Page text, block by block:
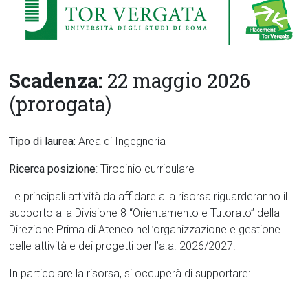
Scadenza: 22 maggio 2026
(prorogata)
Tipo di laurea:Area di Ingegneria
Ricerca posizione: Tirocinio curriculare
Le principali attività da affidare alla risorsa riguarderanno il
supporto alla Divisione 8 “Orientamento e Tutorato” della
Direzione Prima di Ateneo nell’organizzazione e gestione
delle attività e dei progetti per l’a.a. 2026/2027.
In particolare la risorsa, si occuperà di supportare: